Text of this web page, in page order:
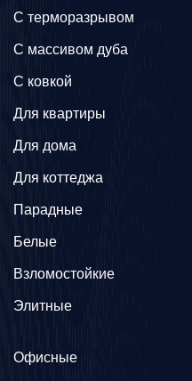
C терморазрывом
C массивом дуба
C ковкой
Для квартиры
Для дома
Для коттеджа
Парадные
Белые
Взломостойкие
Элитные
Офисные